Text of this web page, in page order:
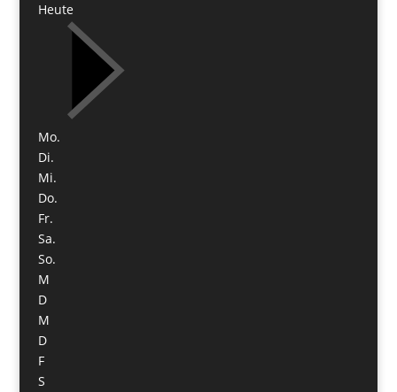
Heute
Mo.
Di.
Mi.
Do.
Fr.
Sa.
So.
M
D
M
D
F
S